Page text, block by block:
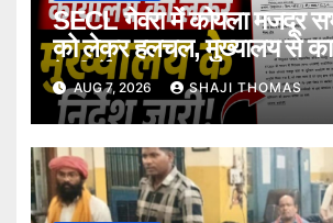
SECL गेवरा में कोयला मजदूर
को लेकर हलचल, मुख्यालय से
के निर्देश।
AUG 7, 2026 SHAJI THOMAS